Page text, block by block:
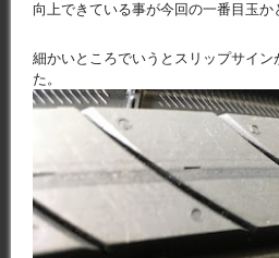
向上できている事が今回の一番目玉か
細かいところでいうとスリップサイン
た。